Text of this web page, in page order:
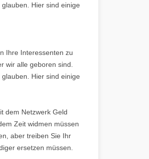
Hier sind einige
Ihre Interessenten zu
wir alle geboren sind.
Hier sind einige
dem Netzwerk Geld
Zeit widmen müssen
aber treiben Sie Ihr
ersetzen müssen.